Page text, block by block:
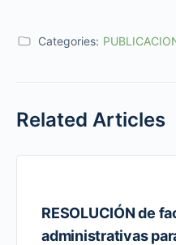
Categories:
Related Articles
RESOLUCIÓN de
administrativas